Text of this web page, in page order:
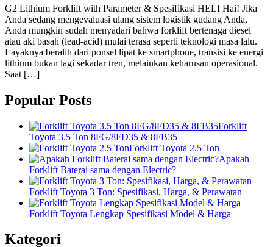
G2 Lithium Forklift with Parameter & Spesifikasi HELI Hai! Jika
Anda sedang mengevaluasi ulang sistem logistik gudang Anda,
Anda mungkin sudah menyadari bahwa forklift bertenaga diesel
atau aki basah (lead-acid) mulai terasa seperti teknologi masa lalu.
Layaknya beralih dari ponsel lipat ke smartphone, transisi ke energi
lithium bukan lagi sekadar tren, melainkan keharusan operasional.
Saat […]
Popular Posts
Forklift
Toyota 3.5 Ton 8FG/8FD35 & 8FB35
Forklift Toyota 2.5 Ton
Apakah
Forklift Baterai sama dengan Electric?
Forklift Toyota 3 Ton: Spesifikasi, Harga, & Perawatan
Forklift Toyota Lengkap Spesifikasi Model & Harga
Kategori